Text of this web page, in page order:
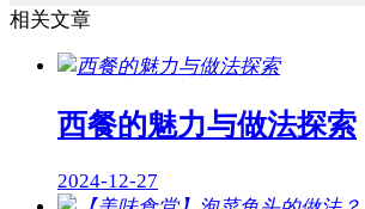
相关文章
西餐的魅力与做法探索
2024-12-27